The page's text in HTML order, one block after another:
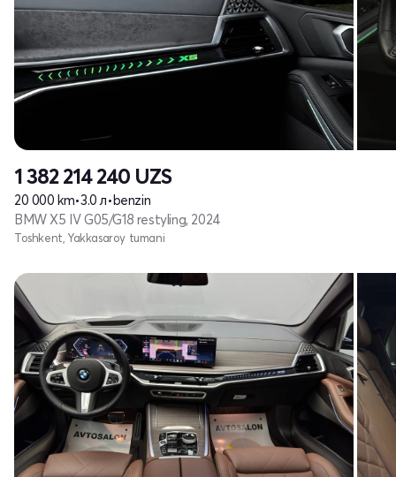
1 382 214 240 UZS
20 000 km•3.0 л•benzin
BMW X5 IV G05/G18 restyling, 2024
Toshkent, Yakkasaroy tumani